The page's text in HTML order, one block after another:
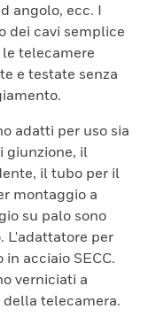
angolo, ecc. I
dei cavi semplice
telecamere
e testate senza
adatti per uso sia
giunzione, il
il tubo per il
montaggio a
su palo sono
L'adattatore per
acciaio SECC.
verniciati a
telecamera.